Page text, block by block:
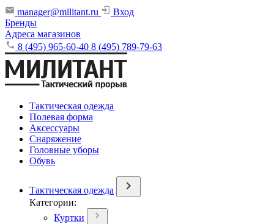
manager@militant.ru
Вход
Бренды
Адреса магазинов
8 (495) 965-60-40 8 (495) 789-79-63
Тактическая одежда
Полевая форма
Аксессуары
Снаряжение
Головные уборы
Обувь
Тактическая одежда
Категории:
Куртки